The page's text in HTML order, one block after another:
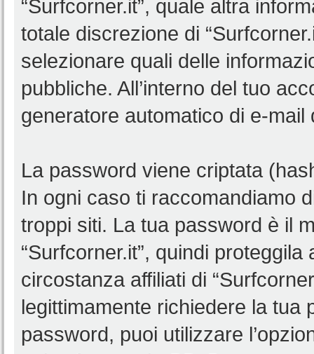
“Surfcorner.it”, quale altra
totale discrezione di
selezionare quali delle
pubbliche. All’interno del tuo
generatore automatico di e-mail
La password viene criptata
In ogni caso ti raccomandiamo
troppi siti. La tua password è il
“Surfcorner.it”, quindi
circostanza affiliati di
legittimamente richiedere la tua
password, puoi utilizzare